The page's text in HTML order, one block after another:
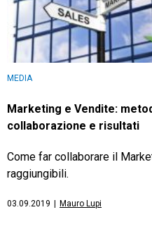
MEDIA
Marketing e Vendite:
collaborazione e risultati
Come far collaborare il
raggiungibili.
03.09.2019 Mauro Lupi